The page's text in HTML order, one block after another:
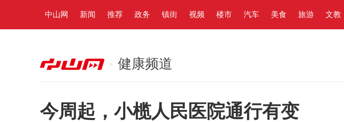
中山网 新闻 推荐 政务 镇街 视频 楼市 汽车 美食 旅游 文教
健康频道
今周起，小榄人民医院通行有变